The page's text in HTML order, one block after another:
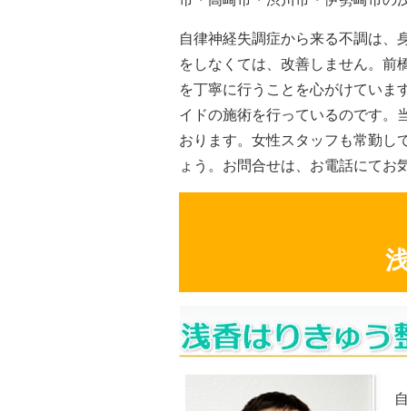
自律神経失調症から来る不調は、
をしなくては、改善しません。前
を丁寧に行うことを心がけていま
イドの施術を行っているのです。
おります。女性スタッフも常勤し
ょう。お問合せは、お電話にてお